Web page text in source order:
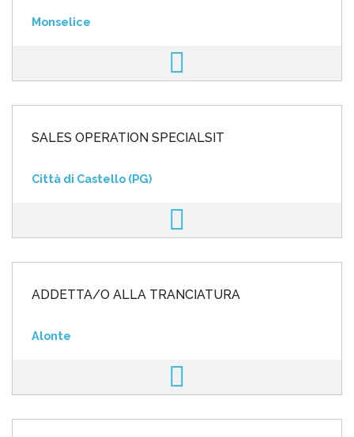
Monselice
SALES OPERATION SPECIALSIT
Città di Castello (PG)
ADDETTA/O ALLA TRANCIATURA
Alonte